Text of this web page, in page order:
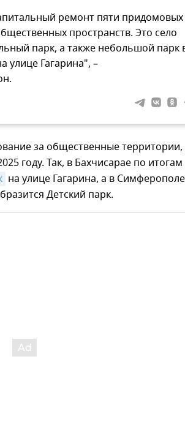
ремонт пяти придомовых
пространств. Это село
парк, а также небольшой парк
улице Гагарина", –
за общественные территории,
году. Так, в Бахчисарае по итогам
на улице Гагарина, а в
Детский парк.